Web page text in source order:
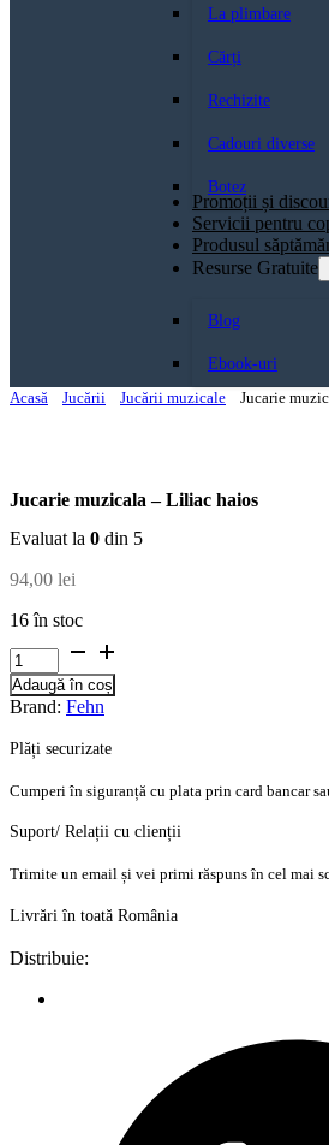
La plimbare
Cărți
Rechizite
Cadouri diverse
Botez
Promoții și
Servicii pentru
Produsul
Resurse Gratuite
Blog
Ebook-uri
Acasă
Jucării Jucării muzicale Jucarie
Jucarie muzicala – Liliac haios
Evaluat la 0 din 5
94,00 lei
16 în stoc
Cantitate
Jucarie
muzicala
-
haios
Adaugă în coș
Brand: Fehn
Plăți securizate
Cumperi în siguranță cu plata prin card bancar
Suport/ Relații cu clienții
Trimite un email și vei primi răspuns în cel mai
Livrări în toată România
Distribuie: